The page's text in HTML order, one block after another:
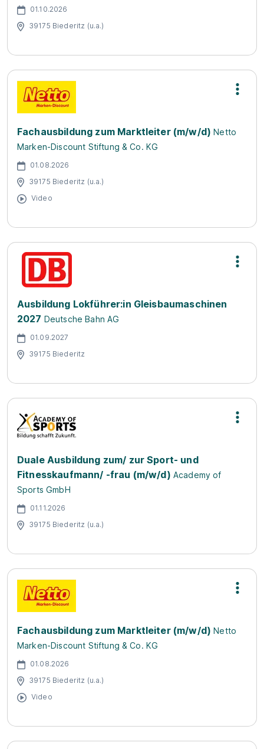
01.10.2026
39175 Biederitz (u.a.)
Fachausbildung zum Marktleiter (m/w/d) Netto
Marken-Discount Stiftung & Co. KG
01.08.2026
39175 Biederitz (u.a.)
Video
Ausbildung Lokführer:in Gleisbaumaschinen
2027 Deutsche Bahn AG
01.09.2027
39175 Biederitz
Duale Ausbildung zum/ zur Sport- und
Fitnesskaufmann/ -frau (m/w/d) Academy of
Sports GmbH
01.11.2026
39175 Biederitz (u.a.)
Fachausbildung zum Marktleiter (m/w/d) Netto
Marken-Discount Stiftung & Co. KG
01.08.2026
39175 Biederitz (u.a.)
Video